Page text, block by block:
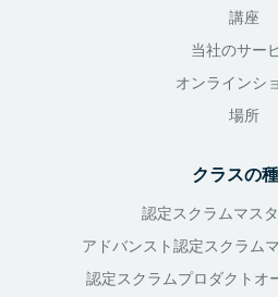
講座
当社のサー
オンラインシ
場所
クラスの
認定スクラムマス
アドバンスト認定スクラム
認定スクラムプロダクトオ